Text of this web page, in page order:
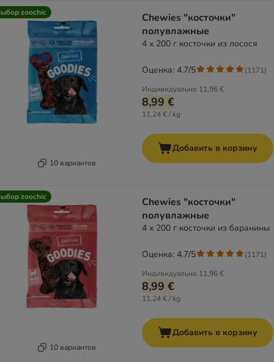
zoochic
10 вариантов
Chewies "косточки"
полувлажные
4 x 200 г косточки из лосося
Индивидуально 11,96 €
8,99 €
11,24 € / kg
Оценка: 4.7/5 (1171)
Добавить в корзину
zoochic
10 вариантов
Chewies "косточки"
полувлажные
4 x 200 г косточки из баранины
Индивидуально 11,96 €
8,99 €
11,24 € / kg
Оценка: 4.7/5 (1171)
Добавить в корзину